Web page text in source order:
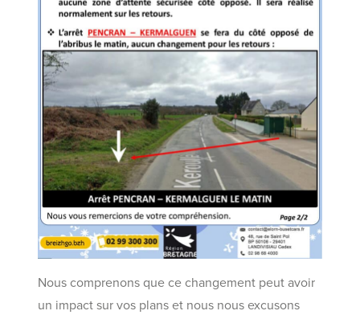
Nous comprenons que ce changement peut avoir
un impact sur vos plans et nous nous excusons